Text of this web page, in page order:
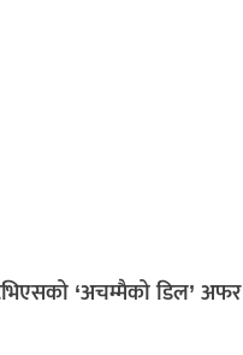
‘अचम्मैको डिल’ अफर